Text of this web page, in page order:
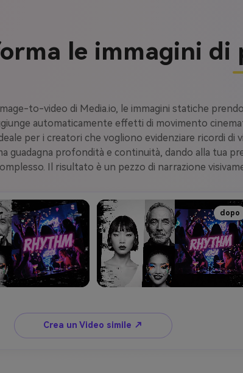
le immagini di
to-video di Media.io, le immagini statiche
automaticamente effetti di movimento
per i creatori che vogliono evidenziare ricordi
guadagna profondità e continuità, dando alla tua
Il risultato è un pezzo di narrazione
dopo
Crea un Video simile ↗